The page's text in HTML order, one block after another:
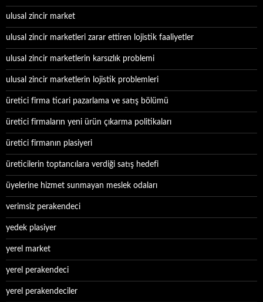
ulusal zincir market
ulusal zincir marketleri zarar ettiren lojistik faaliyetler
ulusal zincir marketlerin karsızlık problemi
ulusal zincir marketlerin lojistik problemleri
üretici firma ticari pazarlama ve satış bölümü
üretici firmaların yeni ürün çıkarma politikaları
üretici firmanın plasiyeri
üreticilerin toptancılara verdiği satış hedefi
üyelerine hizmet sunmayan meslek odaları
verimsiz perakendeci
yedek plasiyer
yerel market
yerel perakendeci
yerel perakendeciler